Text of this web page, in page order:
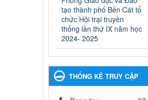
Quyết định công bố thủ tục
hành chính bị bãi bỏ trong lĩnh
vực giáo dục đào tạo thuộc hệ
giáo dục quốc dân và cơ sở
giáo dục khác thuộc thẩm
quyền giải quyết của Sở Giáo
dục và Đào tạo, Ủy ban nhân
dân cấp huyện
tạo thành phố Bến Cát tổ
chức Hội trại truyền
thống lần thứ IX năm học
2024- 2025
THỐNG KÊ TRUY CẬP